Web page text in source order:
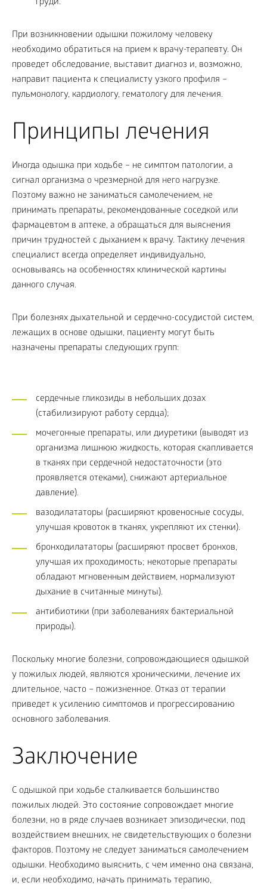
груди.
При возникновении одышки пожилому человеку
необходимо обратиться на прием к врачу-терапевту. Он
проведет обследование, выставит диагноз и, возможно,
направит пациента к специалисту узкого профиля –
пульмонологу, кардиологу, гематологу для лечения.
Принципы лечения
Иногда одышка при ходьбе – не симптом патологии, а
сигнал организма о чрезмерной для него нагрузке.
Поэтому важно не заниматься самолечением, не
принимать препараты, рекомендованные соседкой или
фармацевтом в аптеке, а обращаться для выяснения
причин трудностей с дыханием к врачу. Тактику лечения
специалист всегда определяет индивидуально,
основываясь на особенностях клинической картины
данного случая.
При болезнях дыхательной и сердечно-сосудистой систем,
лежащих в основе одышки, пациенту могут быть
назначены препараты следующих групп:
сердечные гликозиды в небольших дозах
(стабилизируют работу сердца);
мочегонные препараты, или диуретики (выводят из
организма лишнюю жидкость, которая скапливается
в тканях при сердечной недостаточности (это
проявляется отеками), снижают артериальное
давление).
вазодилататоры (расширяют кровеносные сосуды,
улучшая кровоток в тканях, укрепляют их стенки).
бронходилататоры (расширяют просвет бронхов,
улучшая их проходимость; некоторые препараты
обладают мгновенным действием, нормализуют
дыхание в считанные минуты).
антибиотики (при заболеваниях бактериальной
природы).
Поскольку многие болезни, сопровождающиеся одышкой
у пожилых людей, являются хроническими, лечение их
длительное, часто – пожизненное. Отказ от терапии
приведет к усилению симптомов и прогрессированию
основного заболевания.
Заключение
С одышкой при ходьбе сталкивается большинство
пожилых людей. Это состояние сопровождает многие
болезни, но в ряде случаев возникает эпизодически, под
воздействием внешних, не свидетельствующих о болезни
факторов. Поэтому не следует заниматься самолечением
одышки. Необходимо выяснить, с чем именно она связана,
и, если необходимо, начать принимать терапию,